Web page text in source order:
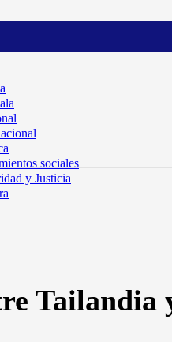
sociales
y Justicia
Tailandia